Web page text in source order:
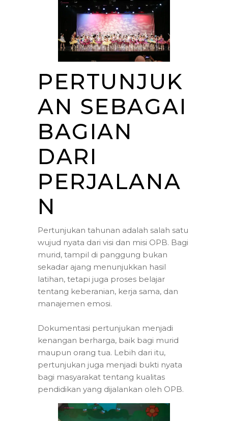
PERTUNJUK
AN SEBAGAI
BAGIAN
DARI
PERJALANA
N
Pertunjukan tahunan adalah salah satu
wujud nyata dari visi dan misi OPB. Bagi
murid, tampil di panggung bukan
sekadar ajang menunjukkan hasil
latihan, tetapi juga proses belajar
tentang keberanian, kerja sama, dan
manajemen emosi.
Dokumentasi pertunjukan menjadi
kenangan berharga, baik bagi murid
maupun orang tua. Lebih dari itu,
pertunjukan juga menjadi bukti nyata
bagi masyarakat tentang kualitas
pendidikan yang dijalankan oleh OPB.